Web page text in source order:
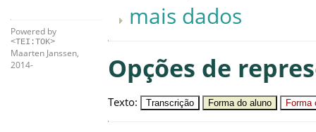
Powered by
<TEI:TOK>
Maarten Janssen,
2014-
mais dados
Opções de
Texto: Transcrição Forma do aluno Forma